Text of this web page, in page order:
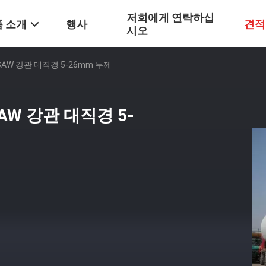
소개 행사
저희에게 연락하십
시오
견
강관 대직경 5-26mm 두께
강관 대직경 5-